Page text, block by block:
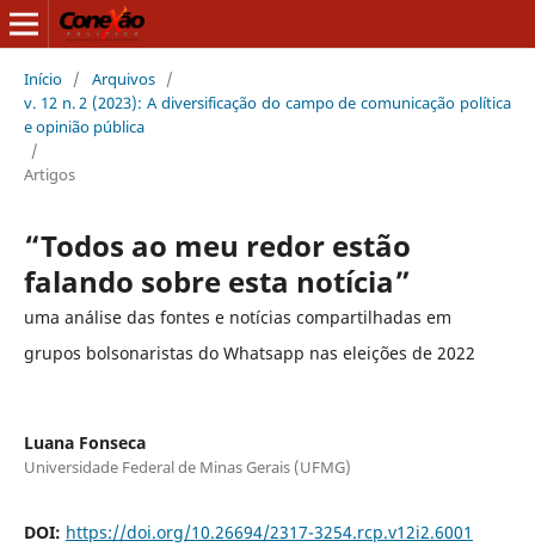
Início / Arquivos /
v. 12 n. 2 (2023): A diversificação do campo de comunicação política
e opinião pública
/
Artigos
“Todos ao meu redor estão
falando sobre esta notícia”
uma análise das fontes e notícias compartilhadas em
grupos bolsonaristas do Whatsapp nas eleições de 2022
Luana Fonseca
Universidade Federal de Minas Gerais (UFMG)
DOI: https://doi.org/10.26694/2317-3254.rcp.v12i2.6001